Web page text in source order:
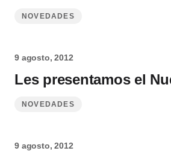
NOVEDADES
9 agosto, 2012
Les presentamos el
NOVEDADES
9 agosto, 2012